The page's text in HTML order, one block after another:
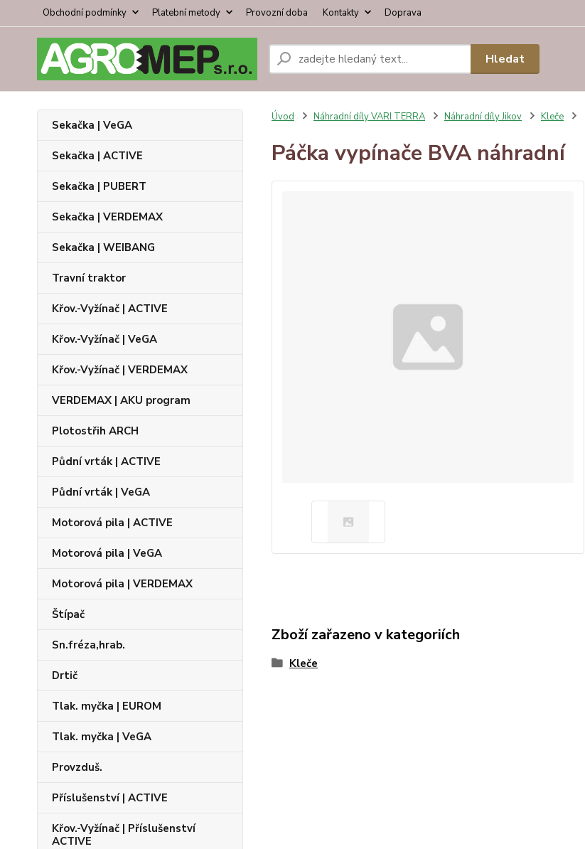
Obchodní podmínky Platební metody Provozní doba Kontakty Doprava
Hledat
Sekačka | VeGA
Sekačka | ACTIVE
Sekačka | PUBERT
Sekačka | VERDEMAX
Sekačka | WEIBANG
Travní traktor
Křov.-Vyžínač | ACTIVE
Křov.-Vyžínač | VeGA
Křov.-Vyžínač | VERDEMAX
VERDEMAX | AKU program
Plotostřih ARCH
Půdní vrták | ACTIVE
Půdní vrták | VeGA
Motorová pila | ACTIVE
Motorová pila | VeGA
Motorová pila | VERDEMAX
Štípač
Sn.fréza,hrab.
Drtič
Tlak. myčka | EUROM
Tlak. myčka | VeGA
Provzduš.
Příslušenství | ACTIVE
Křov.-Vyžínač | Příslušenství
ACTIVE
Úvod Náhradní díly VARI TERRA Náhradní díly Jikov Kleče
Páčka vypínače BVA náhradní
Zboží zařazeno v kategoriích
Kleče